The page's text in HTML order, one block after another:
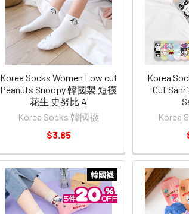
Korea Socks Women Low cut
Peanuts Snoopy 韓國製 短襪
花生 史努比 A
Korea Socks 韓國襪
$3.85
Korea
Cut
Korea
韓國襪